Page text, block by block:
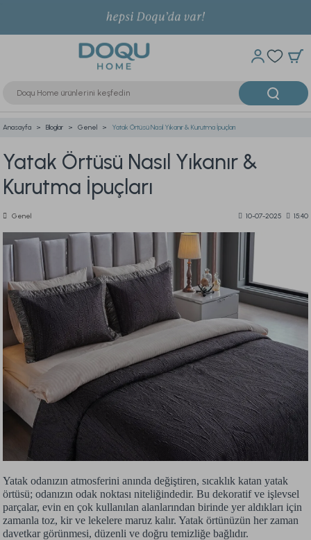
Anasayfa Bloglar Genel Yatak Örtüsü Nasıl Yıkanır & Kurutma İpuçları
Yatak Örtüsü Nasıl Yıkanır &
Kurutma İpuçları
Genel 10-07-2025 15:40
Yatak odanızın atmosferini anında değiştiren, sıcaklık katan yatak
örtüsü; odanızın odak noktası niteliğindedir. Bu dekoratif ve işlevsel
parçalar, evin en çok kullanılan alanlarından birinde yer aldıkları için
zamanla toz, kir ve lekelere maruz kalır. Yatak örtünüzün her zaman
davetkar görünmesi, düzenli ve doğru temizliğe bağlıdır.